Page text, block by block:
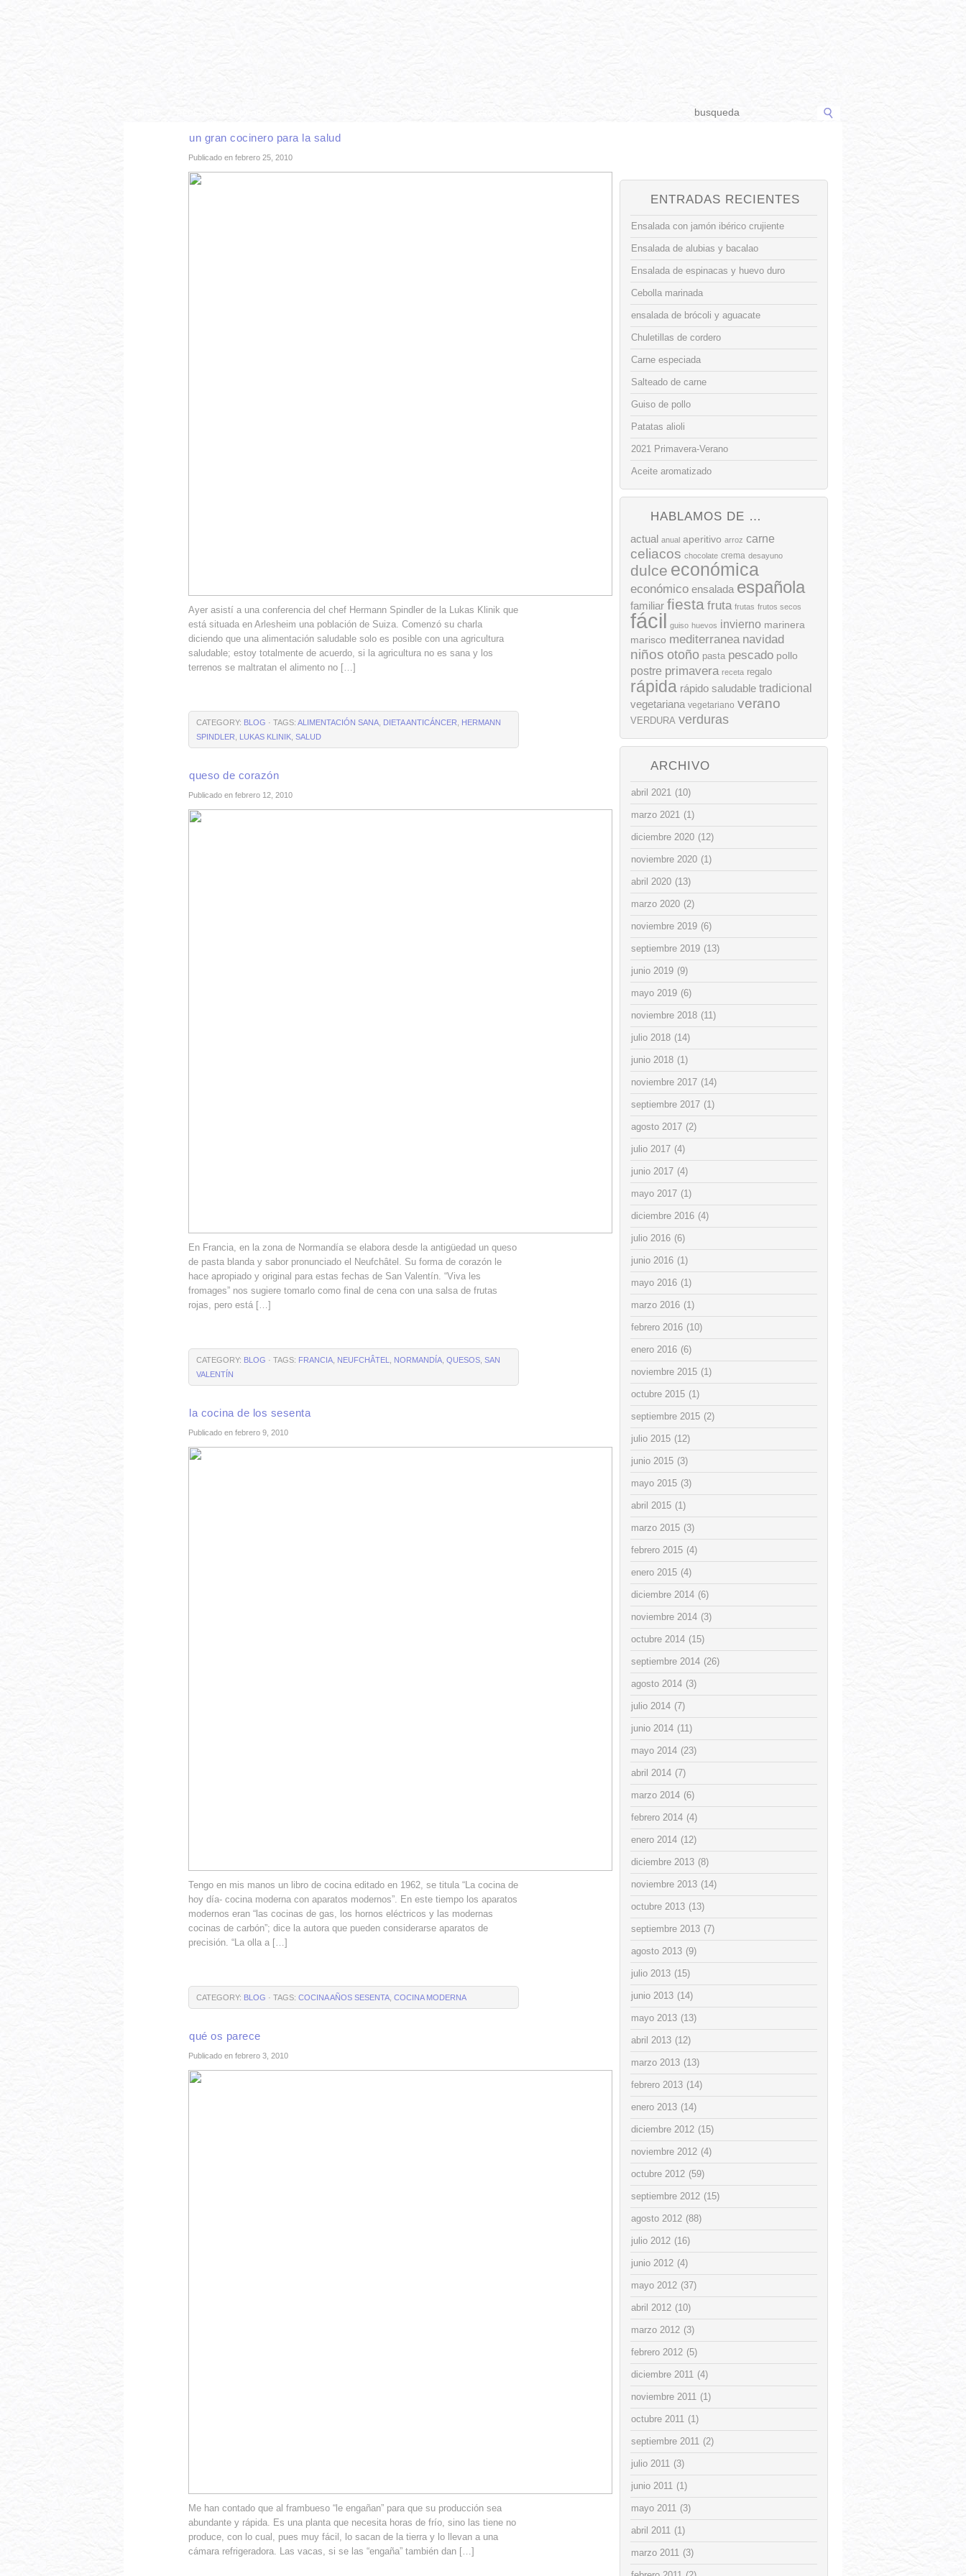
un gran cocinero para la salud
Publicado en febrero 25, 2010
Ayer asistí a una conferencia del chef Hermann Spindler de la Lukas Klinik que
está situada en Arlesheim una población de Suiza. Comenzó su charla
diciendo que una alimentación saludable solo es posible con una agricultura
saludable; estoy totalmente de acuerdo, si la agricultura no es sana y los
terrenos se maltratan el alimento no […]
CATEGORY: BLOG · TAGS: ALIMENTACIÓN SANA DIETA ANTICÁNCER
HERMANN
SPINDLER
LUKAS KLINIK SALUD
queso de corazón
Publicado en febrero 12, 2010
En Francia, en la zona de Normandía se elabora desde la antigüedad un queso
de pasta blanda y sabor pronunciado el Neufchâtel. Su forma de corazón le
hace apropiado y original para estas fechas de San Valentín. “Viva les
fromages” nos sugiere tomarlo como final de cena con una salsa de frutas
rojas, pero está […]
CATEGORY: BLOG · TAGS: FRANCIA NEUFCHÂTEL NORMANDÍA QUESOS SAN
VALENTÍN
la cocina de los sesenta
Publicado en febrero 9, 2010
Tengo en mis manos un libro de cocina editado en 1962, se titula “La cocina de
hoy día- cocina moderna con aparatos modernos”. En este tiempo los aparatos
modernos eran “las cocinas de gas, los hornos eléctricos y las modernas
cocinas de carbón”; dice la autora que pueden considerarse aparatos de
precisión. “La olla a […]
CATEGORY: BLOG · TAGS: COCINA AÑOS SESENTA COCINA MODERNA
qué os parece
Publicado en febrero 3, 2010
Me han contado que al frambueso “le engañan” para que su producción sea
abundante y rápida. Es una planta que necesita horas de frío, sino las tiene no
produce, con lo cual, pues muy fácil, lo sacan de la tierra y lo llevan a una
cámara refrigeradora. Las vacas, si se las “engaña” también dan […]
ENTRADAS RECIENTES
Ensalada con jamón ibérico crujiente
Ensalada de alubias y bacalao
Ensalada de espinacas y huevo duro
Cebolla marinada
ensalada de brócoli y aguacate
Chuletillas de cordero
Carne especiada
Salteado de carne
Guiso de pollo
Patatas alioli
2021 Primavera-Verano
Aceite aromatizado
HABLAMOS DE …
actual anual aperitivo arroz carne
celiacos chocolate crema desayuno
dulce económica
económico ensalada española
familiar fiesta fruta frutas frutos secos
fácil guiso huevos invierno marinera
marisco mediterranea navidad
niños otoño pasta pescado pollo
postre primavera receta regalo
rápida rápido saludable tradicional
vegetariana vegetariano verano
VERDURA verduras
ARCHIVO
abril 2021 (10)
marzo 2021 (1)
diciembre 2020 (12)
noviembre 2020 (1)
abril 2020 (13)
marzo 2020 (2)
noviembre 2019 (6)
septiembre 2019 (13)
junio 2019 (9)
mayo 2019 (6)
noviembre 2018 (11)
julio 2018 (14)
junio 2018 (1)
noviembre 2017 (14)
septiembre 2017 (1)
agosto 2017 (2)
julio 2017 (4)
junio 2017 (4)
mayo 2017 (1)
diciembre 2016 (4)
julio 2016 (6)
junio 2016 (1)
mayo 2016 (1)
marzo 2016 (1)
febrero 2016 (10)
enero 2016 (6)
noviembre 2015 (1)
octubre 2015 (1)
septiembre 2015 (2)
julio 2015 (12)
junio 2015 (3)
mayo 2015 (3)
abril 2015 (1)
marzo 2015 (3)
febrero 2015 (4)
enero 2015 (4)
diciembre 2014 (6)
noviembre 2014 (3)
octubre 2014 (15)
septiembre 2014 (26)
agosto 2014 (3)
julio 2014 (7)
junio 2014 (11)
mayo 2014 (23)
abril 2014 (7)
marzo 2014 (6)
febrero 2014 (4)
enero 2014 (12)
diciembre 2013 (8)
noviembre 2013 (14)
octubre 2013 (13)
septiembre 2013 (7)
agosto 2013 (9)
julio 2013 (15)
junio 2013 (14)
mayo 2013 (13)
abril 2013 (12)
marzo 2013 (13)
febrero 2013 (14)
enero 2013 (14)
diciembre 2012 (15)
noviembre 2012 (4)
octubre 2012 (59)
septiembre 2012 (15)
agosto 2012 (88)
julio 2012 (16)
junio 2012 (4)
mayo 2012 (37)
abril 2012 (10)
marzo 2012 (3)
febrero 2012 (5)
diciembre 2011 (4)
noviembre 2011 (1)
octubre 2011 (1)
septiembre 2011 (2)
julio 2011 (3)
junio 2011 (1)
mayo 2011 (3)
abril 2011 (1)
marzo 2011 (3)